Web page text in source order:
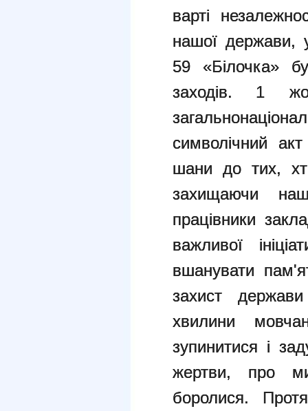
варті
нашої держави,
59 «Білочка»
заходів. 1
символічний
шани до тих,
захищаючи
працівники
важливої
вшанувати
захист
хвилини
зупинитися і
жертви, про
боролися.